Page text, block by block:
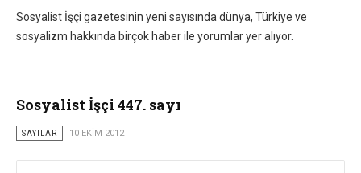
Sosyalist İşçi gazetesinin yeni sayısında dünya, Türkiye ve
sosyalizm hakkında birçok haber ile yorumlar yer alıyor.
Sosyalist İşçi 447. sayı
SAYILAR 10 EKIM 2012